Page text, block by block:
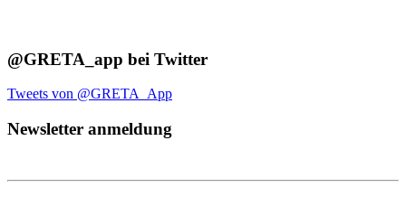
@GRETA_app bei Twitter
Tweets von @GRETA_App
Newsletter anmeldung